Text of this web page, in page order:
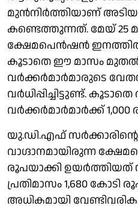
മുന്‍നിര്‍ത്തിയാണ്
കണ്ടെത്തുന്നത്. മേയ് 25
ക്ഷേമപെന്‍ഷന്‍ ഇനത്തില്‍
കൂടാതെ ഈ മാസം
വര്‍ക്കര്‍മാര്‍മാരുടെ
വര്‍ധിപ്പിച്ചിട്ടുണ്ട്.
വര്‍ക്കര്‍മാര്‍മാര്‍ക്ക് 1,000
യു.ഡി.എഫ്
വാഗ്ദാനമായിരുന്ന
രൂപയാക്കി ഉയര്‍ത്തിയത്
പ്രതിമാസം 1,680
അധികമായി